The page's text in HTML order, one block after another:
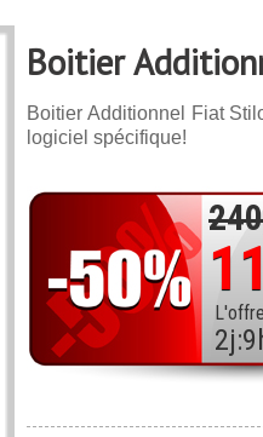
Boitier
Boitier Additionnel Fiat
logiciel spécifique!
2j:9